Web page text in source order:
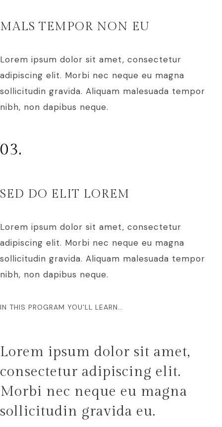
MALS TEMPOR NON EU
Lorem ipsum dolor sit amet, consectetur
adipiscing elit. Morbi nec neque eu magna
sollicitudin gravida. Aliquam malesuada tempor
nibh, non dapibus neque.
03.
SED DO ELIT LOREM
Lorem ipsum dolor sit amet, consectetur
adipiscing elit. Morbi nec neque eu magna
sollicitudin gravida. Aliquam malesuada tempor
nibh, non dapibus neque.
IN THIS PROGRAM YOU’LL LEARN…
Lorem ipsum dolor sit amet,
consectetur adipiscing elit.
Morbi nec neque eu magna
sollicitudin gravida eu.